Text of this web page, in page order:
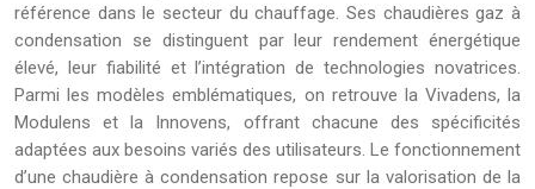
référence dans le secteur du chauffage. Ses chaudières gaz à
condensation se distinguent par leur rendement énergétique
élevé, leur fiabilité et l’intégration de technologies novatrices.
Parmi les modèles emblématiques, on retrouve la Vivadens, la
Modulens et la Innovens, offrant chacune des spécificités
adaptées aux besoins variés des utilisateurs. Le fonctionnement
d’une chaudière à condensation repose sur la valorisation de la